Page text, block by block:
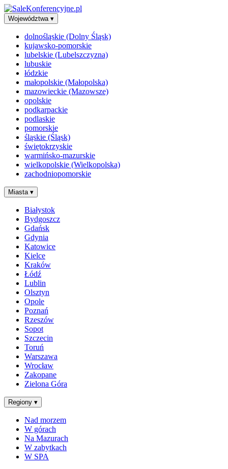
Województwa ▾
dolnośląskie (Dolny Śląsk)
kujawsko-pomorskie
lubelskie (Lubelszczyzna)
lubuskie
łódzkie
małopolskie (Małopolska)
mazowieckie (Mazowsze)
opolskie
podkarpackie
podlaskie
pomorskie
śląskie (Śląsk)
świętokrzyskie
warmińsko-mazurskie
wielkopolskie (Wielkopolska)
zachodniopomorskie
Miasta ▾
Białystok
Bydgoszcz
Gdańsk
Gdynia
Katowice
Kielce
Kraków
Łódź
Lublin
Olsztyn
Opole
Poznań
Rzeszów
Sopot
Szczecin
Toruń
Warszawa
Wrocław
Zakopane
Zielona Góra
Regiony ▾
Nad morzem
W górach
Na Mazurach
W zabytkach
W SPA